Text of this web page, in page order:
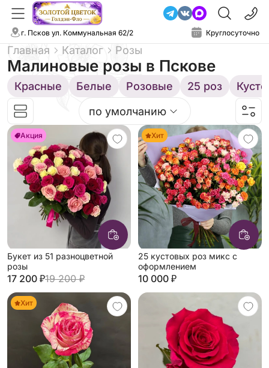
г. Псков ул. Коммунальная 62/2 Круглосуточно
Главная Каталог Розы
Малиновые розы в Пскове
Красные Белые Розовые 25 роз
по умолчанию
Акция
Букет из 51 разноцветной
розы
17 200 ₽19 200 ₽
Хит
25 кустовых роз микс с
оформлением
10 000 ₽
Хит